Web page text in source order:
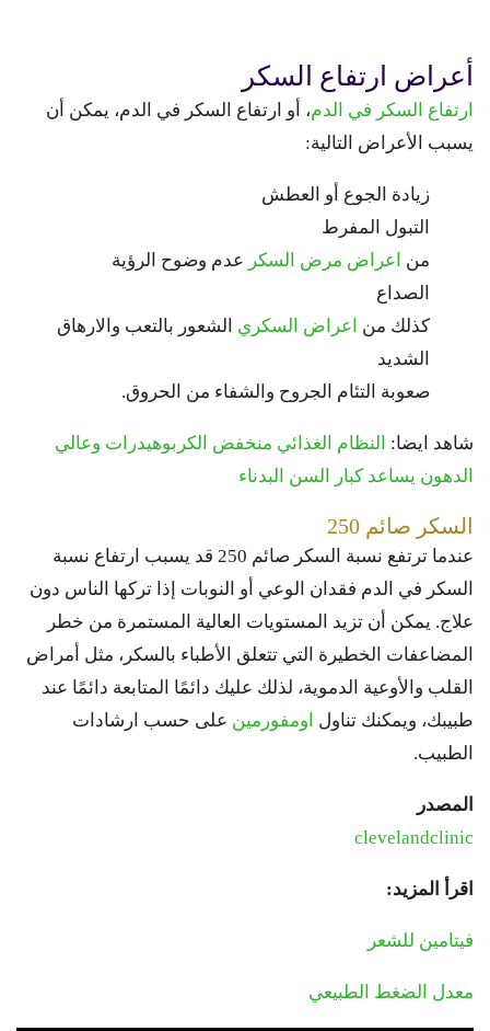
أعراض ارتفاع السكر
ارتفاع السكر في الدم، أو ارتفاع السكر في الدم، يمكن أن
يسبب الأعراض التالية:
زيادة الجوع أو العطش
التبول المفرط
من اعراض مرض السكر عدم وضوح الرؤية
الصداع
كذلك من اعراض السكري الشعور بالتعب والارهاق
الشديد
صعوبة التئام الجروح والشفاء من الحروق.
شاهد ايضا: النظام الغذائي منخفض الكربوهيدرات وعالي
الدهون يساعد كبار السن البدناء
السكر صائم 250
عندما ترتفع نسبة السكر صائم 250 قد يسبب ارتفاع نسبة
السكر في الدم فقدان الوعي أو النوبات إذا تركها الناس دون
علاج. يمكن أن تزيد المستويات العالية المستمرة من خطر
المضاعفات الخطيرة التي تتعلق الأطباء بالسكر، مثل أمراض
القلب والأوعية الدموية، لذلك عليك دائمًا المتابعة دائمًا عند
طبيبك، ويمكنك تناول اومفورمين على حسب ارشادات
الطبيب.
المصدر
clevelandclinic
اقرأ المزيد:
فيتامين للشعر
معدل الضغط الطبيعي